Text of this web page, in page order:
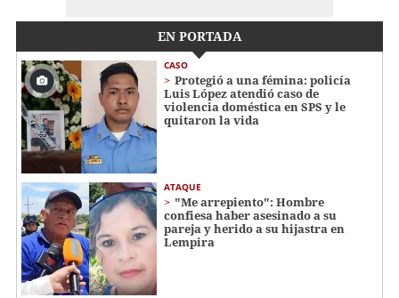
EN PORTADA
CASO
Protegió a una fémina: policía
Luis López atendió caso de
violencia doméstica en SPS y le
quitaron la vida
ATAQUE
"Me arrepiento": Hombre
confiesa haber asesinado a su
pareja y herido a su hijastra en
Lempira